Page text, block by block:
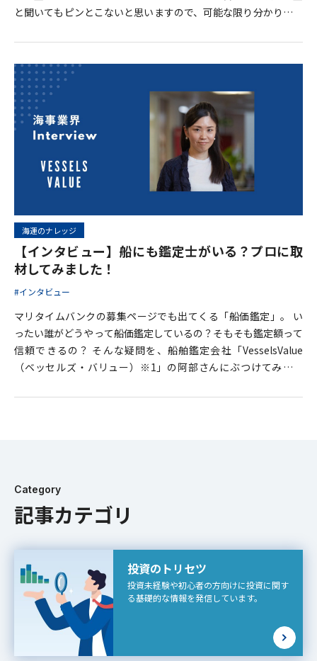
と聞いてもピンとこないと思いますので、可能な限り分かりやす
ます。そして、検船をしてくれる会社のことを「検船会社」と呼
びます。今回は、マリタイムバンクが融資する前にお世話になっ
ている検船会社IDWAL社にインタビューをさせていただきまし
た。インタビューを通して皆さんに検船の事をもっと知ってもら
い、なぜIDWAL社を使って検船をしているのかもご紹介したいと
思います。
海運のナレッジ
【インタビュー】船にも鑑定士がいる？プロに取
材してみました！
#インタビュー
マリタイムバンクの募集ページでも出てくる「船価鑑定」。 い
ったい誰がどうやって船価鑑定しているの？そもそも鑑定額って
信頼できるの？ そんな疑問を、船舶鑑定会社「VesselsValue
（ベッセルズ・バリュー）※1」の阿部さんにぶつけてみまし
（昼）」） 「VesselsValue」は日本語で「船の価値」というダ
Category
記事カテゴリ
投資のトリセツ
投資未経験や初心者の方向けに投資に関す
る基礎的な情報を発信しています。